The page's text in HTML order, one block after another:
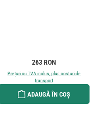
Preț obișnuit:
263 RON
Prețuri cu TVA inclus, plus costuri de
transport
ADAUGĂ ÎN COȘ